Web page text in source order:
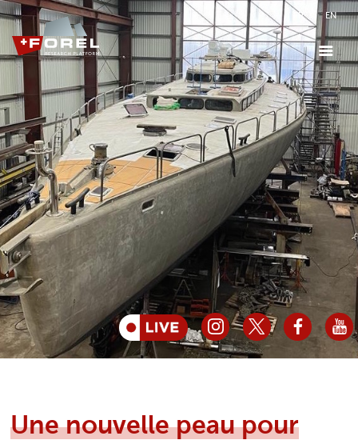
FR EN
Une nouvelle peau pour